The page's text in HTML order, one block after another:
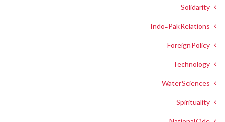
Solidarity
Indo-Pak Relations
Foreign Policy
Technology
Water Sciences
Spirituality